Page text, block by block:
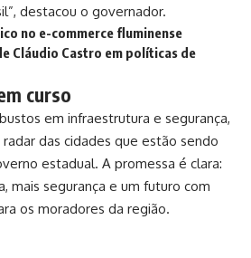
destacou o governador.
no e-commerce fluminense
Cláudio Castro em políticas de
curso
em infraestrutura e segurança,
das cidades que estão sendo
estadual. A promessa é clara:
mais segurança e um futuro com
os moradores da região.